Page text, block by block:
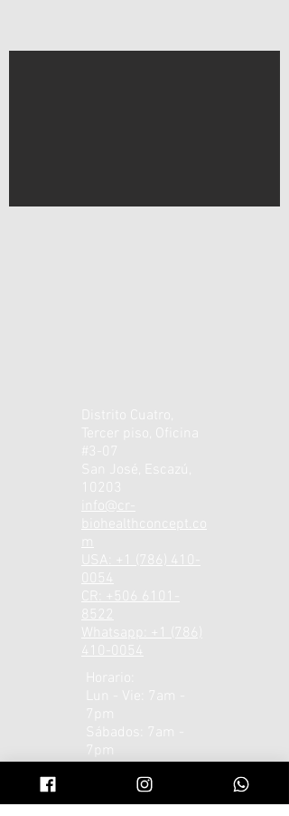
Distrito Cuatro,
San José, Escazú,
info@cr-
biohealthconcept.co
m
USA: +1 (786) 410-
0054
CR: +506 6101-
8522
Whatsapp: +1 (786)
410-0054
Horario:
Lun - Vie: 7am -
​​Sábados: 7am -
7pm ​
Depende de la
disponibilidad